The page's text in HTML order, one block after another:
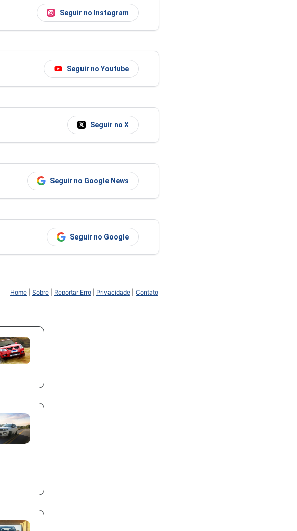
Seguir no Instagram
Seguir no Youtube
Seguir no X
Seguir no Google News
Seguir no Google
Home Sobre Reportar Erro Privacidade Contato